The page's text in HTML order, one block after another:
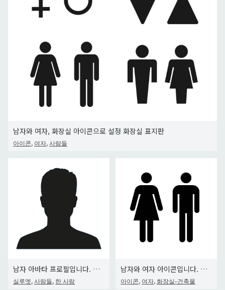
남자와 여자, 화장실 아이콘으로 설정 화장실 표지판
아이콘, 여자, 사람들
남자 아바타 프로필입니다. 남성 얼굴 실루엣 또는 아이콘 흰색 배경에 고립입니다. 벡터 일러스트입니다.
실루엣, 사람들, 한 사람
남자와 여자 아이콘입니다. 블랙 아이콘 흰색 배경에 고립입니다.
아이콘, 여자, 화장실-건축물